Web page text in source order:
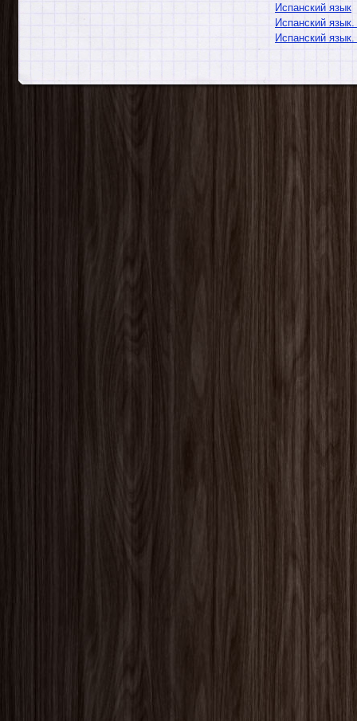
Испанский язык
Испанский
Испанский